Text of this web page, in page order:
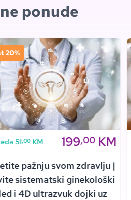
ponude
20%
51,00 KM 199,00 KM
pažnju svom zdravlju |
sistematski ginekološki
i 4D ultrazvuk dojki uz